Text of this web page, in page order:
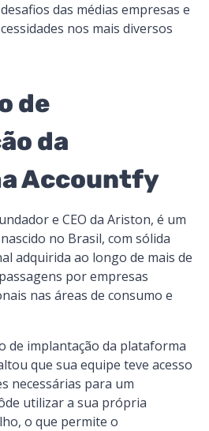
das médias empresas e
nos mais diversos
de
da
Accountfy
e CEO da Ariston, é um
no Brasil, com sólida
adquirida ao longo de mais de
por empresas
nas áreas de consumo e
de implantação da plataforma
que sua equipe teve acesso
necessárias para um
utilizar a sua própria
o que permite o